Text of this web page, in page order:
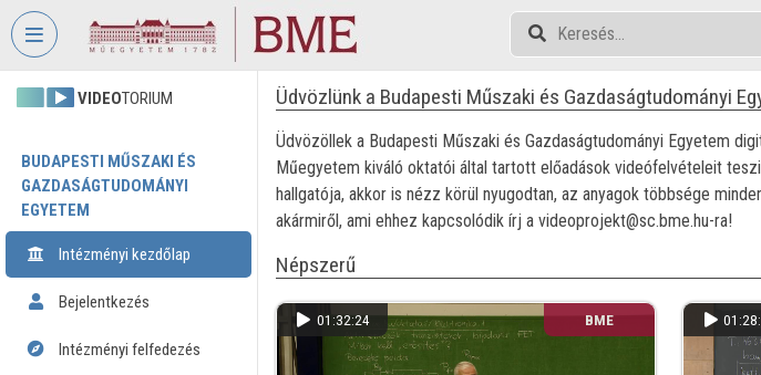
Fejléc kihagyása Menü kihagyása Tartalom kihagyása
VIDEOTORIUM
BUDAPESTI MŰSZAKI ÉS
GAZDASÁGTUDOMÁNYI
EGYETEM
Intézményi kezdőlap
Bejelentkezés
Intézményi felfedezés
Üdvözlünk a Budapesti Műszaki és Gazdaságtudományi
Üdvözöllek a Budapesti Műszaki és Gazdaságtudományi Egyetem
Műegyetem kiváló oktatói által tartott előadások videófelvételeit
hallgatója, akkor is nézz körül nyugodtan, az anyagok többsége
akármiről, ami ehhez kapcsolódik írj a videoprojekt@sc.bme.hu-ra!
Népszerű
01:32:24 BME